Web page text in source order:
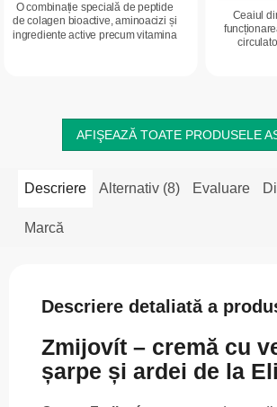
O combinație specială de peptide
de colagen bioactive, aminoacizi și
ingrediente active precum vitamina
Ceaiul
AFIŞEAZĂ TOATE PRODUSELE
Descriere Alternativ (8) Evaluare
Marcă
Descriere detaliată a
Zmijovít – cremă cu
șarpe și ardei de la